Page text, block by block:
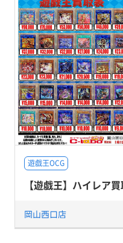
遊戯王OCG
【遊戯王】ハイレア
岡山西口店